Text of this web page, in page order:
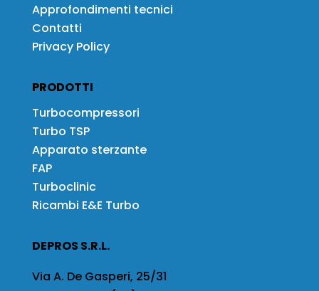
Approfondimenti tecnici
Contatti
Privacy Policy
PRODOTTI
Turbocompressori
Turbo TSP
Apparato sterzante
FAP
Turboclinic
Ricambi E&E Turbo
DEPROS S.R.L.
Via A. De Gasperi, 25/31